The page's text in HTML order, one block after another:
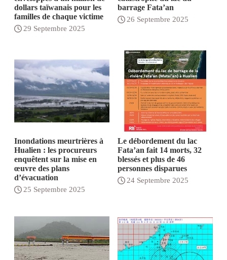
dollars taïwanais pour les
familles de chaque victime
29 Septembre 2025
barrage Fata’an
26 Septembre 2025
Inondations meurtrières à
Hualien : les procureurs
enquêtent sur la mise en
œuvre des plans
d’évacuation
25 Septembre 2025
Le débordement du lac
Fata’an fait 14 morts, 32
blessés et plus de 46
personnes disparues
24 Septembre 2025